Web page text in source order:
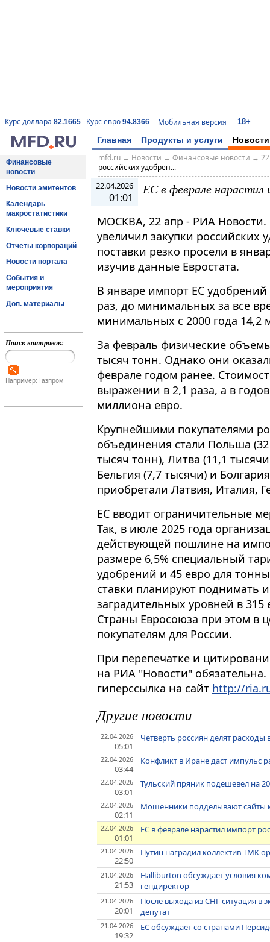
Курс доллара 82.1665 Курс евро 94.8366 Мобильная версия 18+
Главная Продукты и услуги Новости
Финансовые
новости
Новости эмитентов
Календарь
макростатистики
Ключевые ставки
Отчёты корпораций
Новости портала
События и
мероприятия
Доп. материалы
Поиск котировок:
Например: Газпром
mfd.ru→ Новости → Финансовые новости →
российских удобрен...
22.04.2026
01:01
ЕС в феврале нарастил
МОСКВА, 22 апр - РИА Новости.
увеличил закупки российских
поставки резко просели в
изучив данные Евростата.
В январе импорт ЕС
раз, до минимальных за все
минимальных с 2000 года 14,2
За февраль физические
тысяч тонн. Однако они
феврале годом ранее.
выражении в 2,1 раза, а в
миллиона евро.
Крупнейшими покупателями
объединения стали Польша
тысяч тонн), Литва (11,1
Бельгия (7,7 тысячи) и
приобретали Латвия, Италия,
ЕС вводит ограничительные
Так, в июле 2025 года
действующей пошлине на
размере 6,5% специальный
удобрений и 45 евро для
ставки планируют поднимать
заградительных уровней в 315
Страны Евросоюза при этом в
покупателям для России.
При перепечатке и
на РИА "Новости"
гиперссылка на сайт http://
Другие новости
22.04.2026
05:01
Четверть россиян делят
22.04.2026
03:44
Конфликт в Иране даст импульс
22.04.2026
03:01
Тульский пряник подешевел на
22.04.2026
02:11
Мошенники подделывают сайты
22.04.2026
01:01
ЕС в феврале нарастил импорт
21.04.2026
22:50
Путин наградил коллектив ТМК
21.04.2026
21:53
Halliburton обсуждает условия
гендиректор
21.04.2026
20:01
После выхода из СНГ ситуация в
депутат
21.04.2026
19:32
ЕС обсуждает со странами